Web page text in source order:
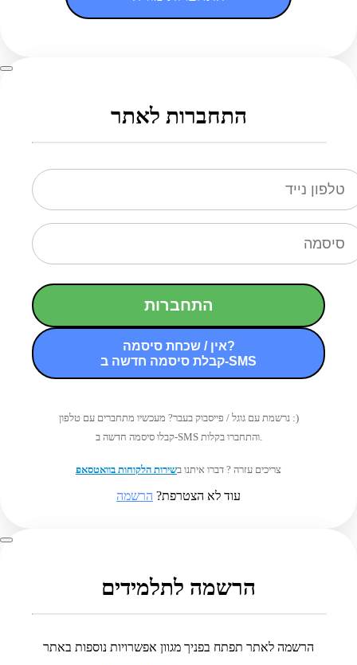
התחברות לאתר
התחברות
אין / שכחת סיסמה?
קבלת סיסמה חדשה ב-SMS
נרשמת עם גוגל / פייסבוק בעבר? מעכשיו מתחברים עם טלפון :)
קבלו סיסמה חדשה ב-SMS והתחברו בקלות.
צריכים עזרה ? דברו איתנו בשירות הלקוחות בוואטסאפ
עוד לא הצטרפת? הרשמה
הרשמה לתלמידים
הרשמה לאתר תפתח בפניך מגוון אפשרויות נוספות באתר